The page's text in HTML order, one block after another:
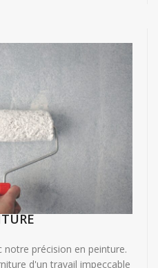
notre précision en peinture.
d'un travail impeccable